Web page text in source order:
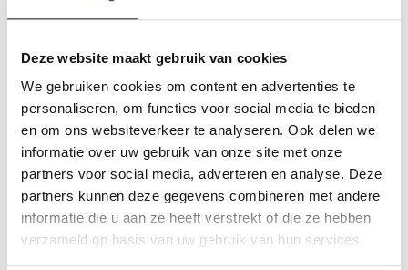
Deze website maakt gebruik van cookies
We gebruiken cookies om content en advertenties te
personaliseren, om functies voor social media te bieden
en om ons websiteverkeer te analyseren. Ook delen we
informatie over uw gebruik van onze site met onze
partners voor social media, adverteren en analyse. Deze
partners kunnen deze gegevens combineren met andere
informatie die u aan ze heeft verstrekt of die ze hebben
verzameld op basis van uw gebruik van hun services.
Conclusie
Samenvattend laat de gehandicaptenzorg een gematigd
positief beeld zien van technologiegebruik. Zowel het
ECD/EPD als digitale communicatie worden breed gezien als
ondersteunend voor het primaire proces en de kwaliteit van
zorg en ondersteuning. Digitale communicatie onderscheidt